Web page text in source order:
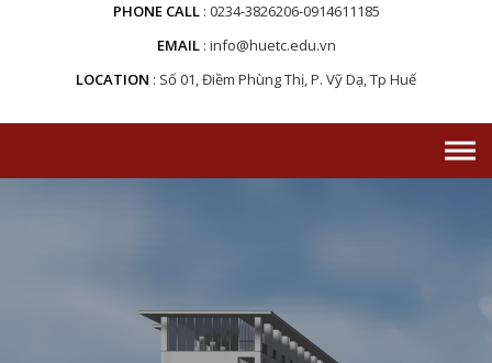
PHONE CALL 0234-3826206-0914611185
EMAIL info@huetc.edu.vn
LOCATION
Số 01, Điềm Phùng Thị, P. Vỹ Dạ, Tp Huế